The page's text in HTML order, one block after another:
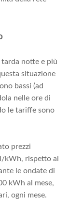
notte e più
situazione
bassi (ad
nelle ore di
le tariffe sono
prezzi
kWh, rispetto ai
le ondate di
kWh al mese,
ogni mese.